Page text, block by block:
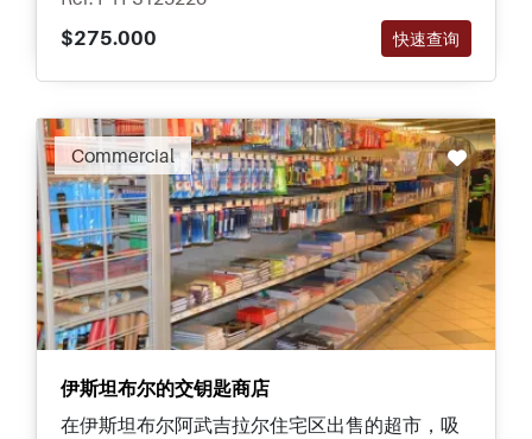
$275.000
快速查询
Commercial
伊斯坦布尔的交钥匙商店
在伊斯坦布尔阿武吉拉尔住宅区出售的超市，吸